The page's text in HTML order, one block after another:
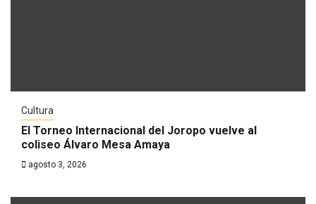
Cultura
El Torneo Internacional del Joropo vuelve al
coliseo Álvaro Mesa Amaya
agosto 3, 2026